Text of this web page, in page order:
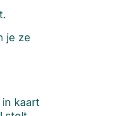
je ze
kaart